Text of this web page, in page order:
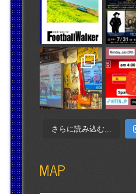
さらに読み込む...
MAP